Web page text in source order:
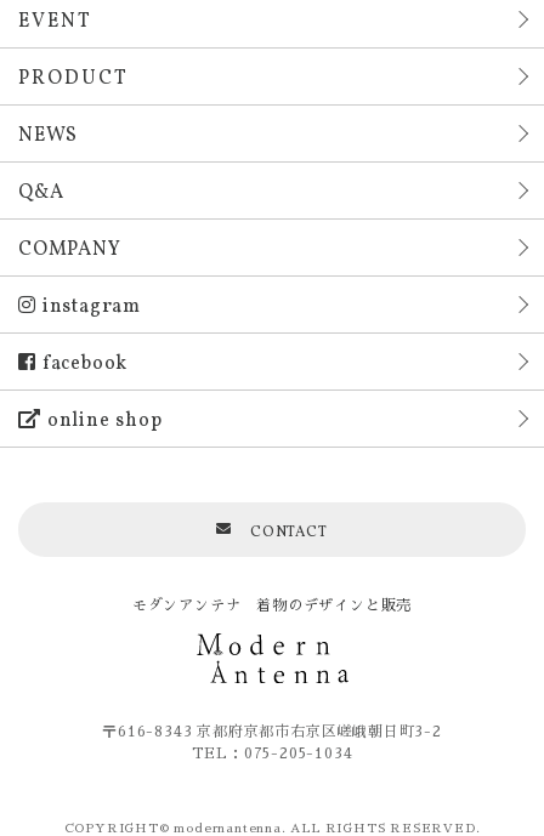
EVENT
PRODUCT
NEWS
Q&A
COMPANY
instagram
facebook
online shop
CONTACT
モダンアンテナ 着物のデザインと販売
〒616-8343 京都府京都市右京区嵯峨朝日町3-2
TEL：075-205-1034
COPYRIGHT© modernantenna. ALL RIGHTS RESERVED.